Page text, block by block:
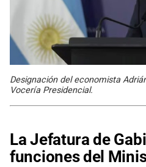
Designación del economista
Vocería Presidencial.
La Jefatura de
funciones del